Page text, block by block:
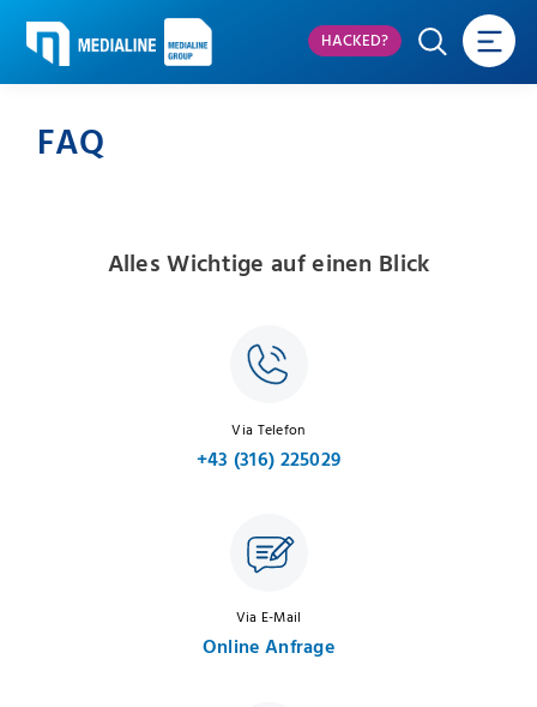
HACKED?
FAQ
Alles Wichtige auf einen Blick
Via Telefon
+43 (316) 225029
Via E-Mail
Online Anfrage